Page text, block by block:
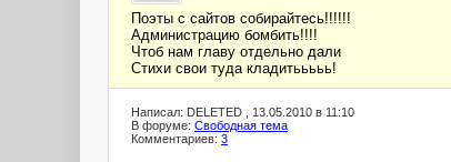
Поэты с сайтов собирайтесь!!!!!!
Администрацию бомбить!!!!
Чтоб нам главу отдельно дали
Стихи свои туда кладитььььь!
Написал: DELETED , 13.05.2010 в 11:10
В форуме: Свободная тема
Комментариев: 3